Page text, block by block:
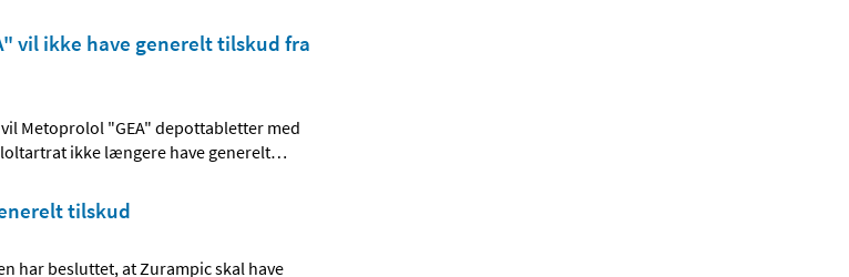
vil ikke have generelt tilskud fra
vil Metoprolol "GEA" depottabletter med
ikke længere have generelt…
tilskud
har besluttet, at Zurampic skal have